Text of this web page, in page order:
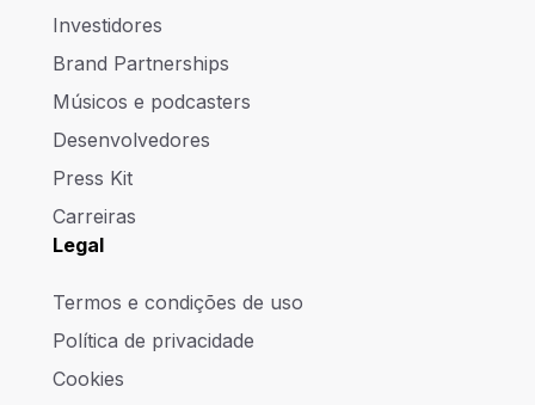
Investidores
Brand Partnerships
Músicos e podcasters
Desenvolvedores
Press Kit
Carreiras
Legal
Termos e condições de uso
Política de privacidade
Cookies